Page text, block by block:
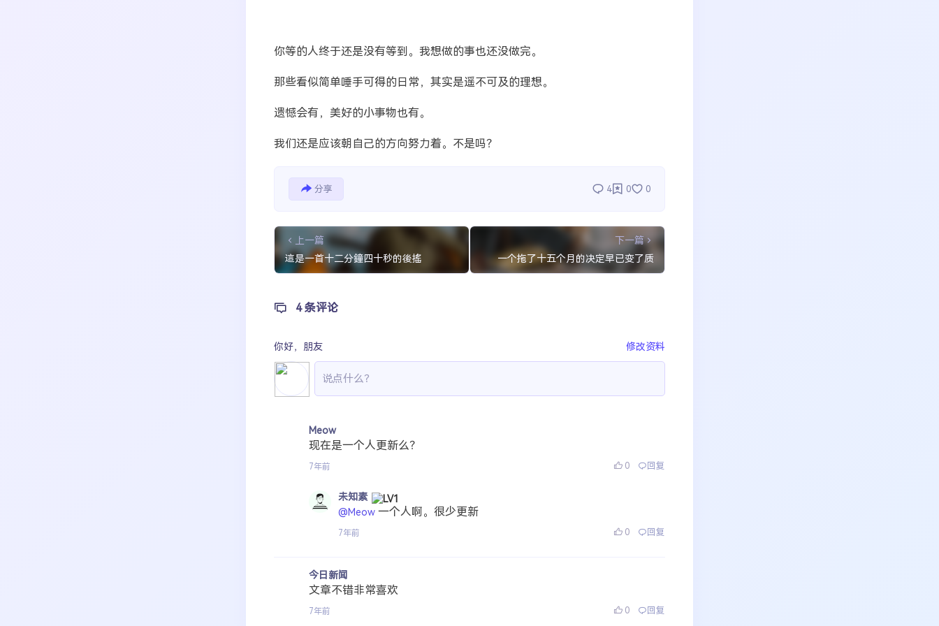
你等的人终于还是没有等到。我想做的事也还没做完。
那些看似简单唾手可得的日常，其实是遥不可及的理想。
遗憾会有，美好的小事物也有。
我们还是应该朝自己的方向努力着。不是吗？
分享 4 0 0
上一篇
這是一首十二分鐘四十秒的後搖
下一篇
一个拖了十五个月的决定早已变了质
4 条评论
你好， 朋友 修改资料
Meow
现在是一个人更新么？
7年前 0 回复
未知素
@Meow 一个人啊。很少更新
7年前 0 回复
今日新闻
文章不错非常喜欢
7年前 0 回复